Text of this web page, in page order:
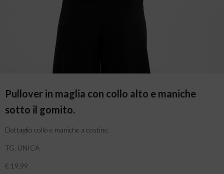
Pullover in maglia con collo alto e maniche
sotto il gomito.
Dettaglio collo e maniche a costine.
TG. UNICA
€ 19,99